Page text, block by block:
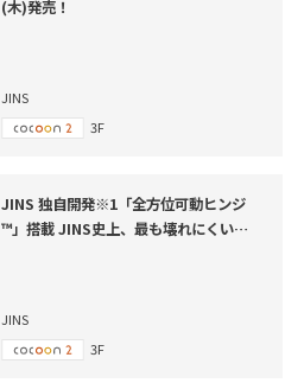
(木)発売！
JINS
3F
JINS 独自開発※1「全方位可動ヒンジ
™」搭載 JINS史上、最も壊れにくいメ
JINS
3F